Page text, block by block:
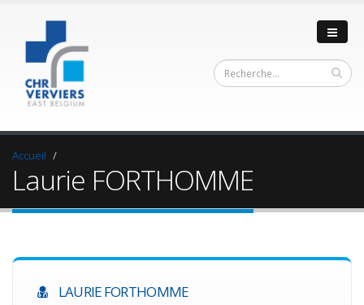
Accueil
Laurie FORTHOMME
LAURIE FORTHOMME